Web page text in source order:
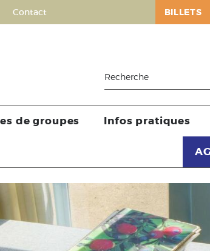
Contact BILLETS
de groupes Infos pratiques